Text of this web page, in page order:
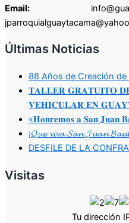
Email:
Últimas Noticias
88 Años de Creación de
𝐓𝐀𝐋𝐋𝐄𝐑 𝐆𝐑𝐀𝐓𝐔𝐈𝐓𝐎
𝐕𝐄𝐇𝐈𝐂𝐔𝐋𝐀𝐑 𝐄𝐍
«𝐇𝐨𝐧𝐫𝐞𝐦𝐨𝐬 𝐚 𝐒𝐚𝐧 𝐉𝐮𝐚𝐧
¡𝓠𝓾𝓮 𝓿𝓲𝓿𝓪 𝓢𝓪𝓷 𝓙𝓾𝓪𝓷
DESFILE DE LA
Visitas
Tu dirección